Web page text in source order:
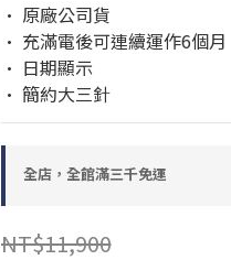
• 原廠公司貨
• 充滿電後可連續運作6個月
• 日期顯示
• 簡約大三針
全店，全館滿三千免運
NT$11,900